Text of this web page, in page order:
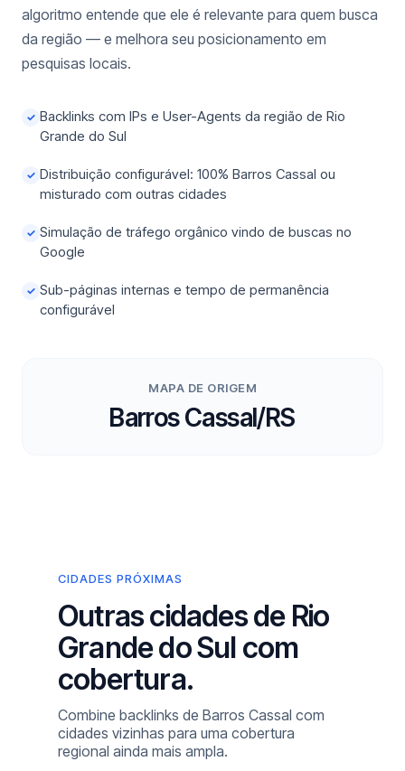
algoritmo entende que ele é relevante para quem busca
da região — e melhora seu posicionamento em
pesquisas locais.
✓ Backlinks com IPs e User-Agents da região de Rio
Grande do Sul
✓ Distribuição configurável: 100% Barros Cassal ou
misturado com outras cidades
✓ Simulação de tráfego orgânico vindo de buscas no
Google
✓ Sub-páginas internas e tempo de permanência
configurável
MAPA DE ORIGEM
Barros Cassal/RS
CIDADES PRÓXIMAS
Outras cidades de Rio
Grande do Sul com
cobertura.
Combine backlinks de Barros Cassal com
cidades vizinhas para uma cobertura
regional ainda mais ampla.